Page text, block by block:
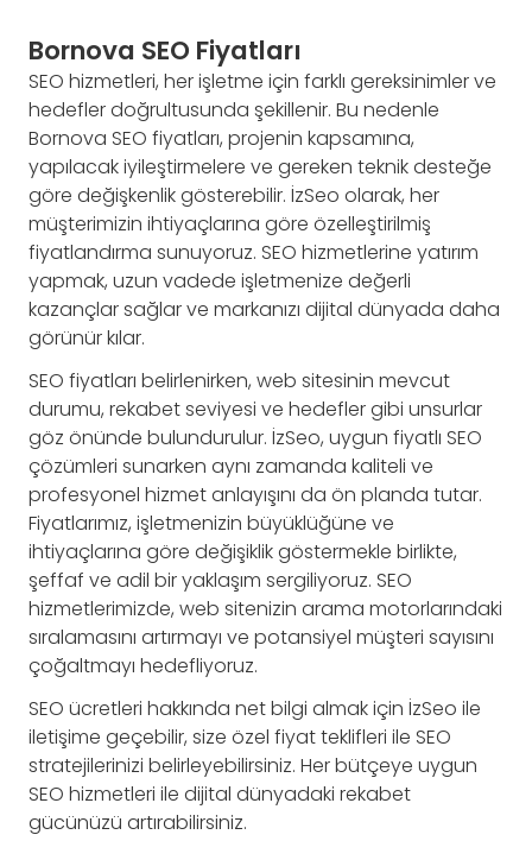
Bornova SEO Fiyatları
SEO hizmetleri, her işletme için farklı gereksinimler ve
hedefler doğrultusunda şekillenir. Bu nedenle
Bornova SEO fiyatları, projenin kapsamına,
yapılacak iyileştirmelere ve gereken teknik desteğe
göre değişkenlik gösterebilir. İzSeo olarak, her
müşterimizin ihtiyaçlarına göre özelleştirilmiş
fiyatlandırma sunuyoruz. SEO hizmetlerine yatırım
yapmak, uzun vadede işletmenize değerli
kazançlar sağlar ve markanızı dijital dünyada daha
görünür kılar.
SEO fiyatları belirlenirken, web sitesinin mevcut
durumu, rekabet seviyesi ve hedefler gibi unsurlar
göz önünde bulundurulur. İzSeo, uygun fiyatlı SEO
çözümleri sunarken aynı zamanda kaliteli ve
profesyonel hizmet anlayışını da ön planda tutar.
Fiyatlarımız, işletmenizin büyüklüğüne ve
ihtiyaçlarına göre değişiklik göstermekle birlikte,
şeffaf ve adil bir yaklaşım sergiliyoruz. SEO
hizmetlerimizde, web sitenizin arama motorlarındaki
sıralamasını artırmayı ve potansiyel müşteri sayısını
çoğaltmayı hedefliyoruz.
SEO ücretleri hakkında net bilgi almak için İzSeo ile
iletişime geçebilir, size özel fiyat teklifleri ile SEO
stratejilerinizi belirleyebilirsiniz. Her bütçeye uygun
SEO hizmetleri ile dijital dünyadaki rekabet
gücünüzü artırabilirsiniz.